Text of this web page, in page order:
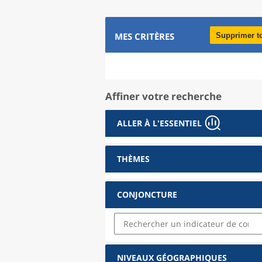
MES CRITÈRES Supprimer
Affiner votre recherche
ALLER À L'ESSENTIEL
THÈMES
CONJONCTURE
NIVEAUX GÉOGRAPHIQUES